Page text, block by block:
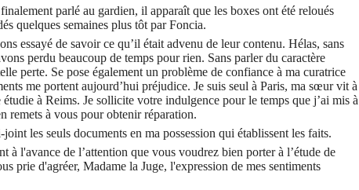
parlé au gardien, il apparaît que les boxes ont été reloués
quelques semaines plus tôt par Foncia.
essayé de savoir ce qu’il était advenu de leur contenu. Hélas, sans
perdu beaucoup de temps pour rien. Sans parler du caractère
perte. Se pose également un problème de confiance à ma curatrice
me portent aujourd’hui préjudice. Je suis seul à Paris, ma sœur vit à
à Reims. Je sollicite votre indulgence pour le temps que j’ai mis à
remets à vous pour obtenir réparation.
joint les seuls documents en ma possession qui établissent les faits.
à l'avance de l’attention que vous voudrez bien porter à l’étude de
prie d'agréer, Madame la Juge, l'expression de mes sentiments